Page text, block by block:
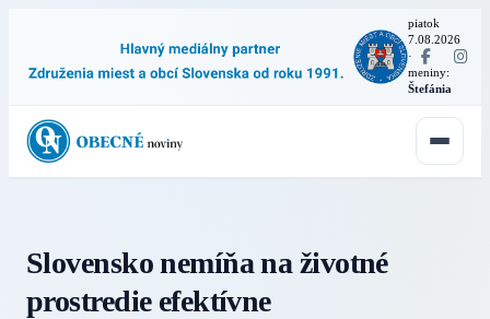
piatok
7.08.2026
·
meniny:
Štefánia
Slovensko nemíňa na životné
prostredie efektívne